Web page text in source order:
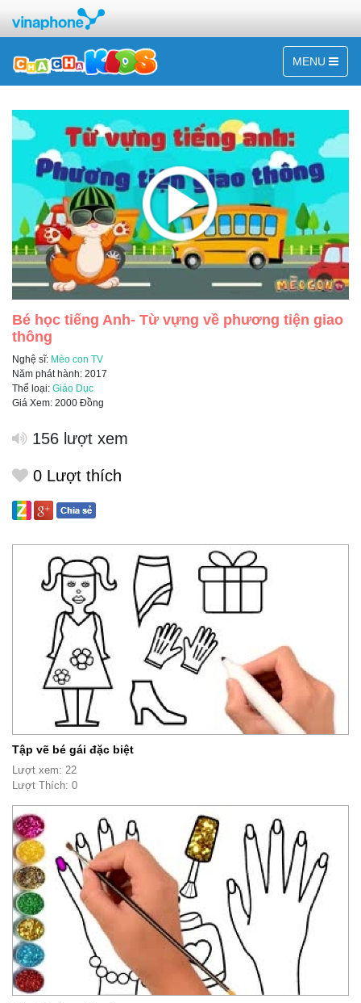
MENU
Bé học tiếng Anh- Từ vựng về phương tiện giao
thông
Nghệ sĩ: Mèo con TV
Năm phát hành: 2017
Thể loại: Giáo Dục
Giá Xem: 2000 Đồng
156 lượt xem
0 Lượt thích
Tập vẽ bé gái đặc biệt
Lượt xem: 22
Lượt Thích: 0